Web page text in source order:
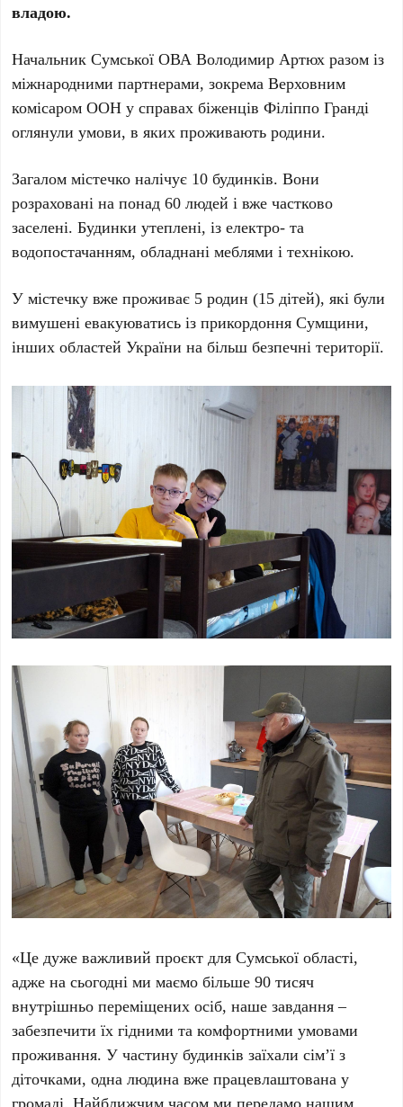
владою.
Начальник Сумської ОВА Володимир Артюх разом із
міжнародними партнерами, зокрема Верховним
комісаром ООН у справах біженців Філіппо Гранді
оглянули умови, в яких проживають родини.
Загалом містечко налічує 10 будинків. Вони
розраховані на понад 60 людей і вже частково
заселені. Будинки утеплені, із електро- та
водопостачанням, обладнані меблями і технікою.
У містечку вже проживає 5 родин (15 дітей), які були
вимушені евакуюватись із прикордоння Сумщини,
інших областей України на більш безпечні території.
«Це дуже важливий проєкт для Сумської області,
адже на сьогодні ми маємо більше 90 тисяч
внутрішньо переміщених осіб, наше завдання –
забезпечити їх гідними та комфортними умовами
проживання. У частину будинків заїхали сім’ї з
діточками, одна людина вже працевлаштована у